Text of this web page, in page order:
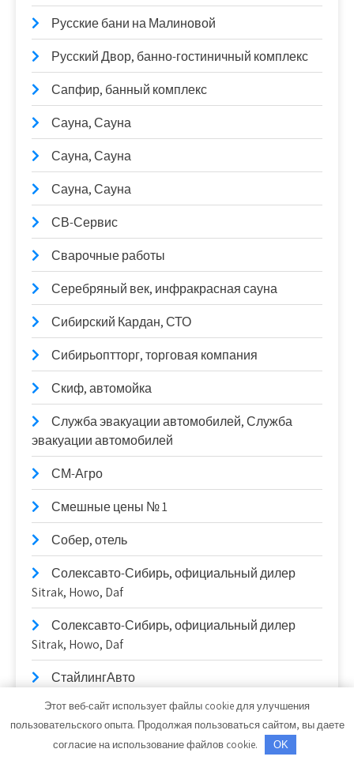
Русские бани на Малиновой
Русский Двор, банно-гостиничный комплекс
Сапфир, банный комплекс
Сауна, Сауна
Сауна, Сауна
Сауна, Сауна
СВ-Сервис
Сварочные работы
Серебряный век, инфракрасная сауна
Сибирский Кардан, СТО
Сибирьоптторг, торговая компания
Скиф, автомойка
Служба эвакуации автомобилей, Служба
эвакуации автомобилей
СМ-Агро
Смешные цены № 1
Собер, отель
Солексавто-Сибирь, официальный дилер
Sitrak, Howo, Daf
Солексавто-Сибирь, официальный дилер
Sitrak, Howo, Daf
СтайлингАвто
Станционные публичные бани
Старый Город, гостиница
Этот веб-сайт использует файлы cookie для улучшения
пользовательского опыта. Продолжая пользоваться сайтом, вы даете
согласие на использование файлов cookie.
OK